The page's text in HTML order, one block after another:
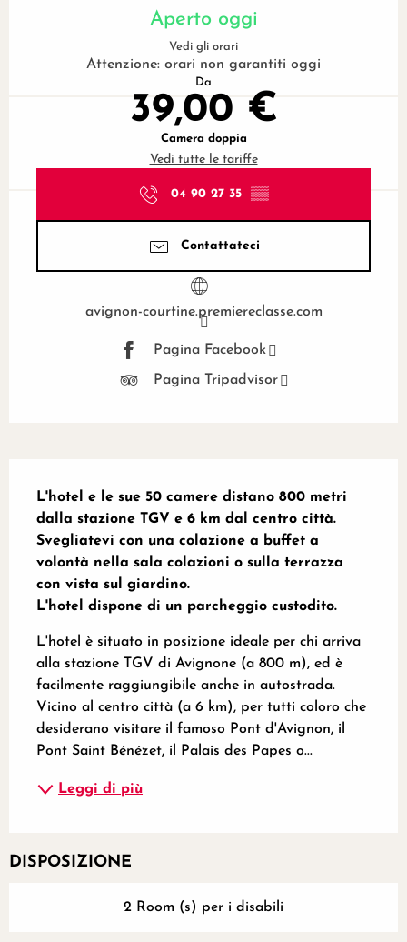
Aperto oggi
Vedi gli orari
Attenzione: orari non garantiti oggi
Da
39,00 €
Camera doppia
Vedi tutte le tariffe
04 90 27 35 ▒▒
Contattateci
avignon-courtine.premiereclasse.com
Pagina Facebook
Pagina Tripadvisor
L'hotel e le sue 50 camere distano 800 metri
dalla stazione TGV e 6 km dal centro città.
Svegliatevi con una colazione a buffet a
volontà nella sala colazioni o sulla terrazza
con vista sul giardino.
L'hotel dispone di un parcheggio custodito.
L'hotel è situato in posizione ideale per chi arriva
alla stazione TGV di Avignone (a 800 m), ed è
facilmente raggiungibile anche in autostrada.
Vicino al centro città (a 6 km), per tutti coloro che
desiderano visitare il famoso Pont d'Avignon, il
Pont Saint Bénézet, il Palais des Papes o...
Leggi di più
DISPOSIZIONE
2 Room (s) per i disabili